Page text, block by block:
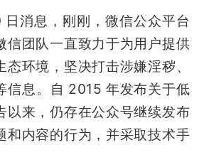
日消息，刚刚，微信公众平台
信团队一直致力于为用户提供
环境，坚决打击涉嫌淫秽、
信息。自 2015 年发布关于低
以来，仍存在公众号继续发布
和内容的行为，并采取技术手